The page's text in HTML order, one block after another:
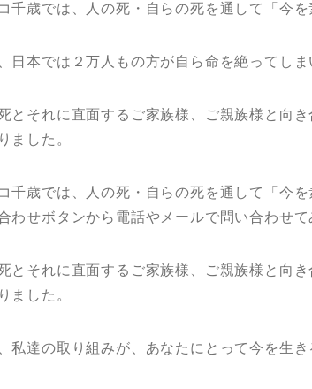
千歳では、人の死・自らの死を通して「今
日本では２万人もの方が自ら命を絶ってしま
とそれに直面するご家族様、ご親族様と向
ました。
千歳では、人の死・自らの死を通して「今
わせボタンから電話やメールで問い合わせて
とそれに直面するご家族様、ご親族様と向
ました。
私達の取り組みが、あなたにとって今を生